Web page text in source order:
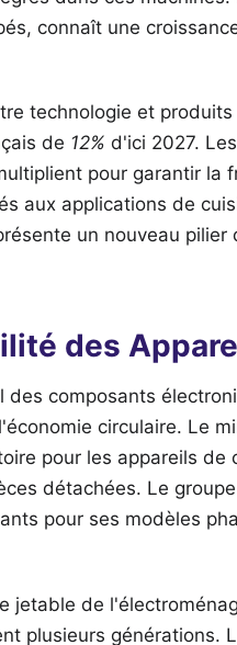
connaît une
technologie et
de 12% d'ici 2027. Les
pour garantir la
aux applications de
un nouveau pilier
des
des composants
circulaire. Le
pour les appareils de
détachées. Le
pour ses modèles
jetable de
plusieurs générations.